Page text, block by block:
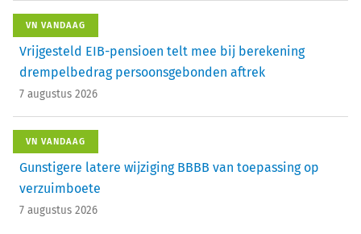
VN VANDAAG
Vrijgesteld EIB-pensioen telt mee bij berekening
drempelbedrag persoonsgebonden aftrek
7 augustus 2026
VN VANDAAG
Gunstigere latere wijziging BBBB van toepassing op
verzuimboete
7 augustus 2026